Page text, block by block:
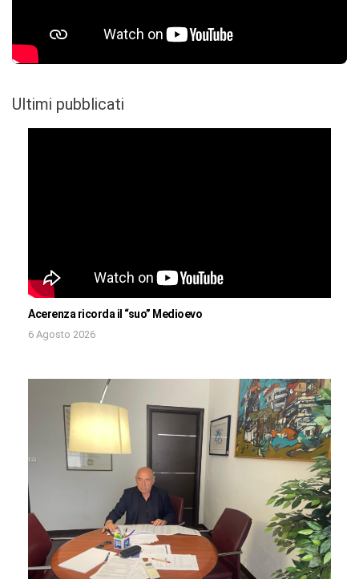
Ultimi pubblicati
Acerenza ricorda il “suo” Medioevo
6 Agosto 2026